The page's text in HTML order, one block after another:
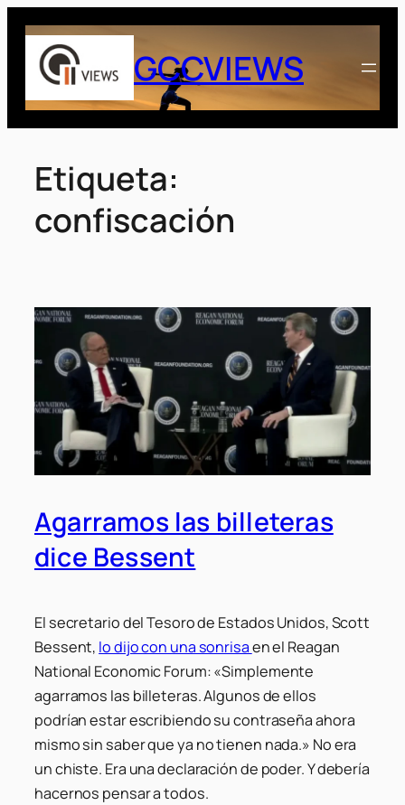
Saltar
contenido
GCCVIEWS
Etiqueta:
confiscación
Agarramos las billeteras
dice Bessent
El secretario del Tesoro de Estados Unidos, Scott
Bessent, lo dijo con una sonrisaen el Reagan
National Economic Forum: «Simplemente
agarramos las billeteras. Algunos de ellos
podrían estar escribiendo su contraseña ahora
mismo sin saber que ya no tienen nada.» No era
un chiste. Era una declaración de poder. Y debería
hacernos pensar a todos.